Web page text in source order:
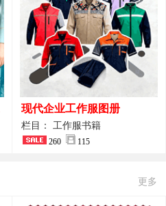
现代企业工作服图册
栏目： 工作服书籍
260 115
更多